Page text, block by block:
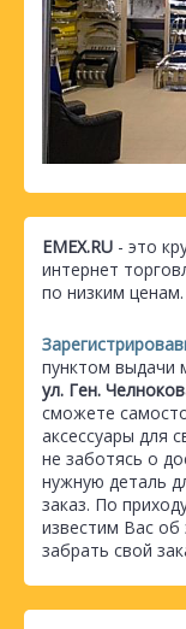
EMEX.RU - это
интернет
по низким ценам.
пунктом выдачи
ул. Ген.
сможете
аксессуары для
не заботясь о
нужную деталь
заказ. По
известим Вас
забрать свой